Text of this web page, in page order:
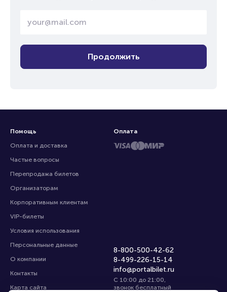
Продолжить
Помощь
Оплата и доставка
Частые вопросы
Перепродажа билетов
Организаторам
Корпоративным клиентам
VIP-билеты
Условия использования
Персональные данные
О компании
Контакты
Карта сайта
8-800-500-42-62
8-499-226-15-14
info@portalbilet.ru
С 10:00 до 21:00,
звонок бесплатный
Оплата